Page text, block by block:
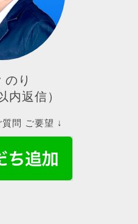
のり
内返信）
問 ご要望 ↓